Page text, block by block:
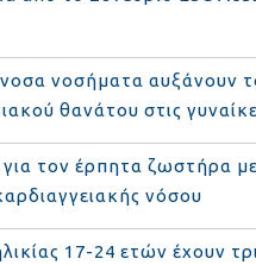
νοσήματα αυξάνουν
θανάτου στις
τον έρπητα ζωστήρα
νόσου
17-24 ετών έχουν